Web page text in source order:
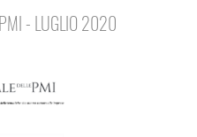
- LUGLIO 2020